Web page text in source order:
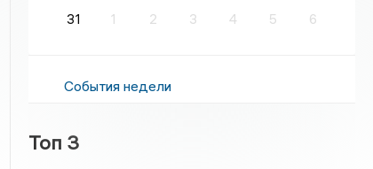
31
1 2 3 4 5 6
События недели
Топ 3